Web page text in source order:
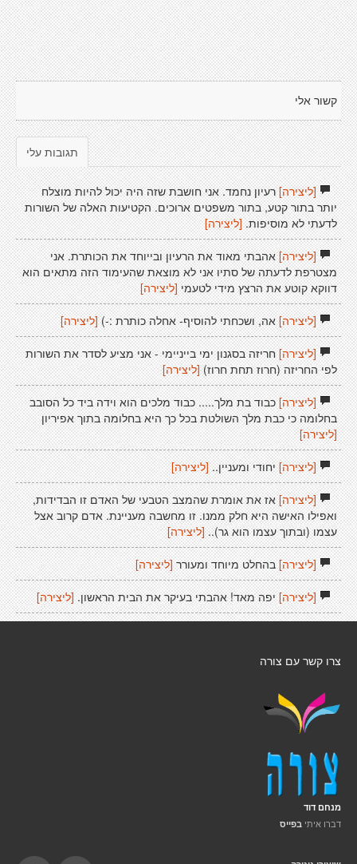
קשור אלי
תגובות עלי
[ליצירה]רעיון נחמד. אני חושבת שזה היה יכול להיות מוצלח
יותר בתור קטע, בתור משפטים ארוכים. הקטיעות האלה של השורות
לדעתי לא מוסיפות.[ליצירה]
[ליצירה]אהבתי מאוד את הרעיון ובייוחד את הכותרת. אני
מצטרפת לדעתה של סתיו אני לא מוצאת שהעימוד הזה מתאים הוא
דווקא קוטע את הרצץ מידי לטעמי[ליצירה]
[ליצירה]אה, ושכחתי להוסיף- אחלה כותרת :-) [ליצירה]
[ליצירה]חריזה בסגנון ימי בייניימי - אני מציע לסדר את השורות
לפי החריזה (חרוז תחת חרוז) [ליצירה]
[ליצירה]כבוד בת מלך..... כבוד מלכים הוא וידה ביד כל הסובב
בחלומה כי כבת מלך השולטת בכל כך היא בחלומה בתוך אפיריון
[ליצירה]
[ליצירה]יחודי ומעניין.. [ליצירה]
[ליצירה]אז את אומרת שהמצב הטבעי של האדם זו הבדידות,
ואפילו האישה היא חלק ממנו. זו מחשבה מעניינת. אדם קרוב אצל
עצמו (ובתוך עצמו הוא גר).. [ליצירה]
[ליצירה]בהחלט מיוחד ומעורר[ליצירה]
[ליצירה]יפה מאד! אהבתי בעיקר את הבית הראשון. [ליצירה]
צרו קשר עם צורה
מנחם דוד
דברו איתי בפייס